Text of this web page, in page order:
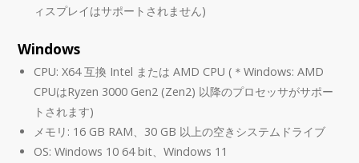
ィスプレイはサポートされません)
Windows
CPU: X64 互換 Intel または AMD CPU (＊Windows: AMD
CPUはRyzen 3000 Gen2 (Zen2) 以降のプロセッサがサポー
トされます)
メモリ: 16 GB RAM、30 GB 以上の空きシステムドライブ
OS: Windows 10 64 bit、Windows 11